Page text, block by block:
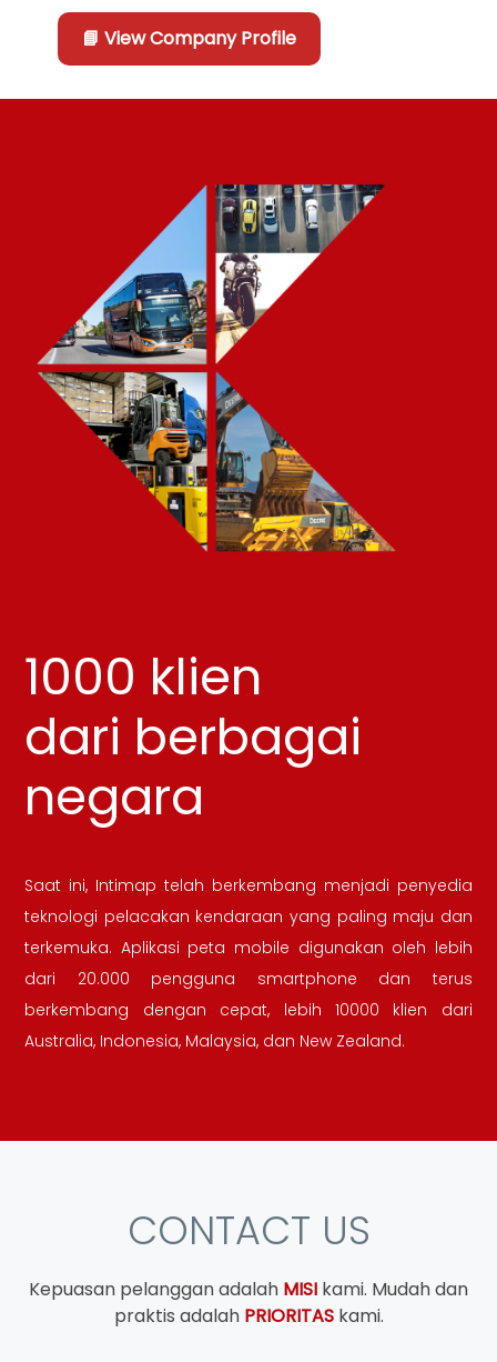
📘 View Company Profile
1000 klien
dari berbagai
negara
Saat ini, Intimap telah berkembang menjadi penyedia
teknologi pelacakan kendaraan yang paling maju dan
terkemuka. Aplikasi peta mobile digunakan oleh lebih
dari 20.000 pengguna smartphone dan terus
berkembang dengan cepat, lebih 10000 klien dari
Australia, Indonesia, Malaysia, dan New Zealand.
CONTACT US
Kepuasan pelanggan adalah MISI kami. Mudah dan
praktis adalah PRIORITASkami.